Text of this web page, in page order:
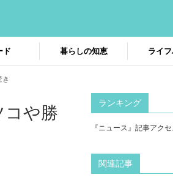
ド 暮らしの知恵 ライ
き
や勝
ランキング
『ニュース』記事アク
関連記事